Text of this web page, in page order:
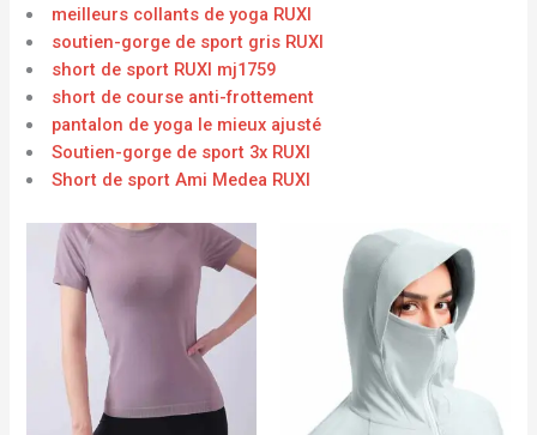
meilleurs collants de yoga RUXI
soutien-gorge de sport gris RUXI
short de sport RUXI mj1759
short de course anti-frottement
pantalon de yoga le mieux ajusté
Soutien-gorge de sport 3x RUXI
Short de sport Ami Medea RUXI